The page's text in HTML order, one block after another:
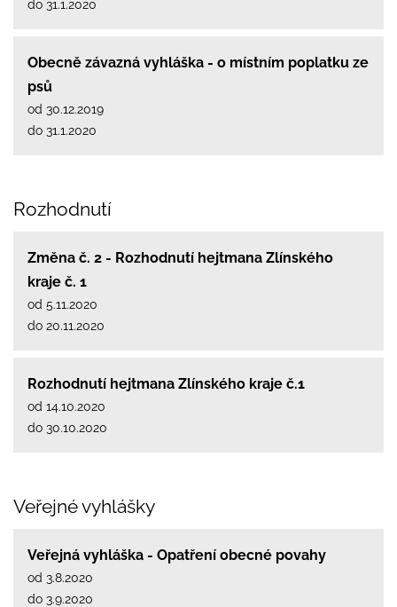
do 31.1.2020
Obecně závazná vyhláška - o místním poplatku ze
psů
od 30.12.2019
do 31.1.2020
Rozhodnutí
Změna č. 2 - Rozhodnutí hejtmana Zlínského
kraje č. 1
od 5.11.2020
do 20.11.2020
Rozhodnutí hejtmana Zlínského kraje č.1
od 14.10.2020
do 30.10.2020
Veřejné vyhlášky
Veřejná vyhláška - Opatření obecné povahy
od 3.8.2020
do 3.9.2020